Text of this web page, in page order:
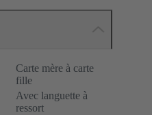
Carte mère à carte
fille
Avec languette à
ressort